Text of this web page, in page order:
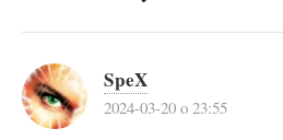
SpeX
2024-03-20 o 23:55